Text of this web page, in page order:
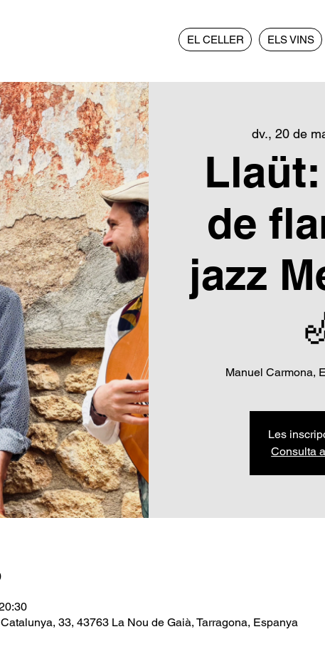
EL CELLER ELS VINS
dv., 20 de
de
jazz
Manuel Carmona,
Les
Consulta
33, 43763 La Nou de Gaià, Tarragona, Espanya